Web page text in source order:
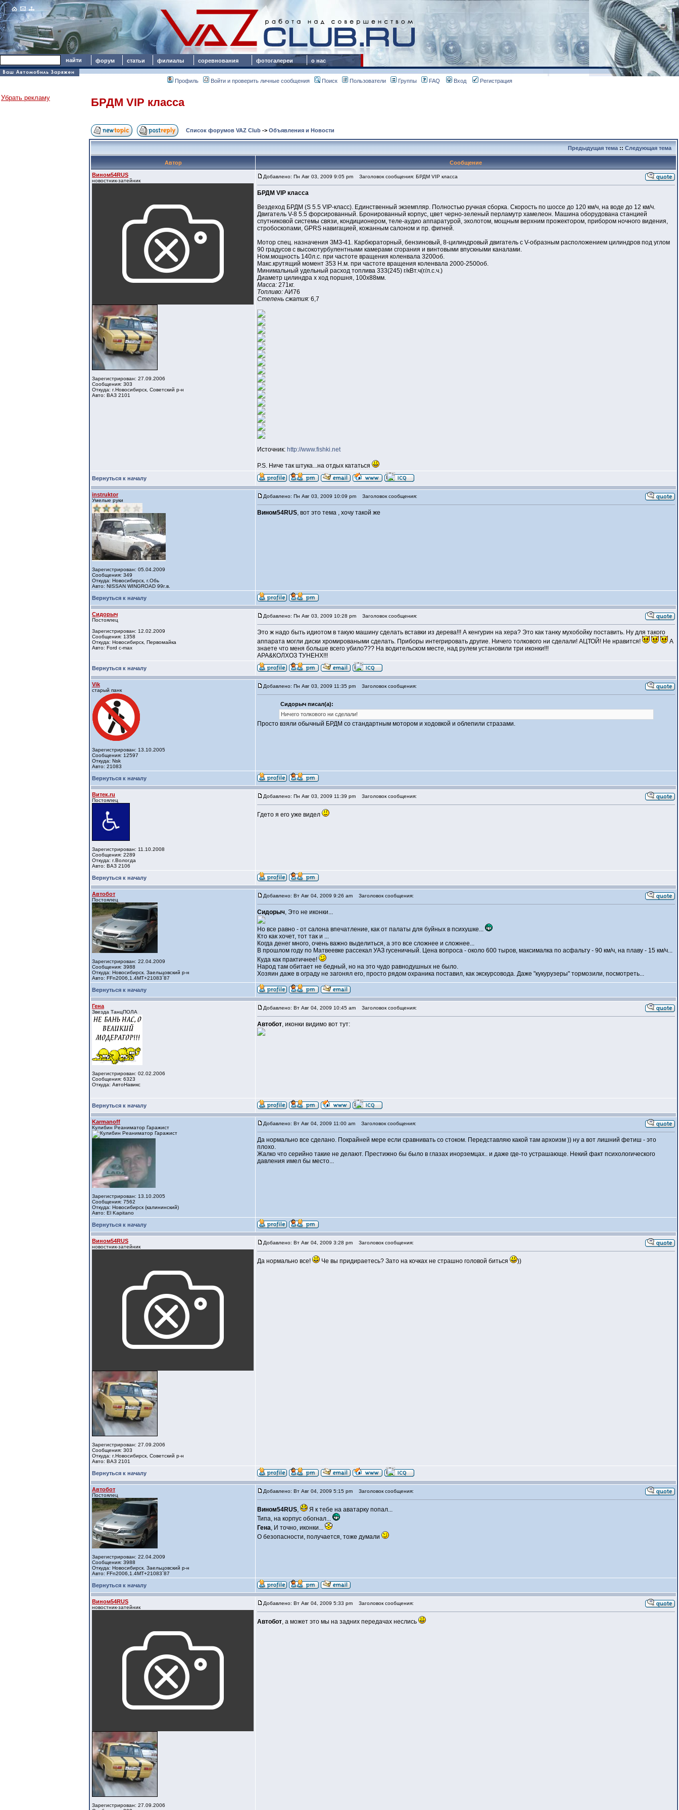
форум статьи филиалы соревнования фотогалереи о нас
Профиль Войти и проверить личные сообщения Поиск Пользователи Группы FAQ Вход Регистрация
Убрать рекламу БРДМ VIP класса
Список форумов VAZ Club -> Объявления и Новости
Предыдущая тема :: Следующая тема
Автор
Сообщение
Вином54RUS
новостник-затейник
Зарегистрирован: 27.09.2006
Сообщения: 303
Откуда: г.Новосибирск, Советский р-н
Авто: ВАЗ 2101
Добавлено: Пн Авг 03, 2009 9:05 pm Заголовок сообщения: БРДМ VIP класса
БРДМ VIP класса
Вездеход БРДМ (S 5.5 VIP-класс). Единственный экземпляр. Полностью ручная сборка. Скорость по шоссе до 120 км/ч, на воде до 12 км/ч.
Двигатель V-8 5.5 форсированный. Бронированный корпус, цвет черно-зеленый перламутр хамелеон. Машина оборудована станцией
спутниковой системы связи, кондиционером, теле-аудио аппаратурой, эхолотом, мощным верхним прожектором, прибором ночного видения,
стробоскопами, GPRS навигацией, кожанным салоном и пр. фигней.
Мотор спец. назначения ЗМЗ-41. Карбюраторный, бензиновый, 8-цилиндровый двигатель с V-образным расположением цилиндров под углом
90 градусов с высокотурбулентными камерами сгорания и винтовыми впускными каналами.
Ном.мощность 140л.с. при частоте вращения коленвала 3200об.
Макс.крутящий момент 353 Н.м. при частоте вращения коленвала 2000-2500об.
Минимальный удельный расход топлива 333(245) г/кВт.ч(г/л.с.ч.)
Диаметр цилиндра х ход поршня, 100х88мм.
Масса: 271кг.
Топливо: АИ76
Степень сжатия: 6,7
Источник: http://www.fishki.net
P.S. Ниче так штука...на отдых кататься
Вернуться к началу
instruktor
Умелые руки
Зарегистрирован: 05.04.2009
Сообщения: 349
Откуда: Новосибирск, г.Обь
Авто: NISSAN WINGROAD 99г.в.
Добавлено: Пн Авг 03, 2009 10:09 pm Заголовок сообщения:
Вином54RUS, вот это тема , хочу такой же
Вернуться к началу
Сидорыч
Постоялец
Зарегистрирован: 12.02.2009
Сообщения: 1358
Откуда: Новосибирск, Первомайка
Авто: Ford c-max
Добавлено: Пн Авг 03, 2009 10:28 pm Заголовок сообщения:
Это ж надо быть идиотом в такую машину сделать вставки из дерева!!! А кенгурин на хера? Это как танку мухобойку поставить. Ну для такого
аппарата могли диски хромироваными сделать. Приборы интегрировать другие. Ничего толкового ни сделали! АЦТОЙ! Не нравится!
А
знаете что меня больше всего убило??? На водительском месте, над рулем установили три иконки!!!
АРА&КОЛХОЗ ТУНЕНХ!!!
Вернуться к началу
Vik
старый панк
Зарегистрирован: 13.10.2005
Сообщения: 12597
Откуда: Nsk
Авто: 21083
Добавлено: Пн Авг 03, 2009 11:35 pm Заголовок сообщения:
Сидорыч писал(а):
Ничего толкового ни сделали!
Просто взяли обычный БРДМ со стандартным мотором и ходовкой и облепили стразами.
Вернуться к началу
Витек.ru
Постоялец
Зарегистрирован: 11.10.2008
Сообщения: 2289
Откуда: г.Вологда
Авто: ВАЗ 2106
Добавлено: Пн Авг 03, 2009 11:39 pm Заголовок сообщения:
Гдето я его уже видел
Вернуться к началу
Автобот
Постоялец
Зарегистрирован: 22.04.2009
Сообщения: 3988
Откуда: Новосибирск. Заельцовский р-н
Авто: FFn2006,1.4МТ+21083`87
Добавлено: Вт Авг 04, 2009 9:26 am Заголовок сообщения:
Сидорыч, Это не иконки...
Но все равно - от салона впечатление, как от палаты для буйных в психушке...
Кто как хочет, тот так и ...
Когда денег много, очень важно выделиться, а это все сложнее и сложнее...
В прошлом году по Матвеевке рассекал УАЗ гусеничный. Цена вопроса - около 600 тыров, максималка по асфальту - 90 км/ч, на плаву - 15 км/ч...
Куда как практичнее!
Народ там обитает не бедный, но на это чудо равнодушных не было.
Хозяин даже в ограду не загонял его, просто рядом охраника поставил, как экскурсовода. Даже "кукурузеры" тормозили, посмотреть...
Вернуться к началу
Гена
Звезда ТанцПОЛА
Зарегистрирован: 02.02.2006
Сообщения: 6323
Откуда: АвтоНавикс
Добавлено: Вт Авг 04, 2009 10:45 am Заголовок сообщения:
Автобот, иконки видимо вот тут:
Вернуться к началу
Karmanoff
Кулибин Реаниматор Гаражист
Зарегистрирован: 13.10.2005
Сообщения: 7562
Откуда: Новосибирск (калининский)
Авто: El Kapitano
Добавлено: Вт Авг 04, 2009 11:00 am Заголовок сообщения:
Да нормально все сделано. Покрайней мере если сравнивать со стоком. Передставляю какой там архоизм )) ну а вот лишний фетиш - это
плохо.
Жалко что серийно такие не делают. Престижно бы было в глазах инорземцах.. и даже где-то устрашающе. Некий факт психологического
давления имел бы место...
Вернуться к началу
Вином54RUS
новостник-затейник
Зарегистрирован: 27.09.2006
Сообщения: 303
Откуда: г.Новосибирск, Советский р-н
Авто: ВАЗ 2101
Добавлено: Вт Авг 04, 2009 3:28 pm Заголовок сообщения:
Да нормально все! Че вы придираетесь? Зато на кочках не страшно головой биться ))
Вернуться к началу
Автобот
Постоялец
Зарегистрирован: 22.04.2009
Сообщения: 3988
Откуда: Новосибирск. Заельцовский р-н
Авто: FFn2006,1.4МТ+21083`87
Добавлено: Вт Авг 04, 2009 5:15 pm Заголовок сообщения:
Вином54RUS,
Я к тебе на аватарку попал...
Типа, на корпус обогнал...
Гена, И точно, иконки...
О безопасности, получается, тоже думали
Вернуться к началу
Вином54RUS
новостник-затейник
Зарегистрирован: 27.09.2006
Добавлено: Вт Авг 04, 2009 5:33 pm Заголовок сообщения:
Автобот, а может это мы на задних передачах неслись